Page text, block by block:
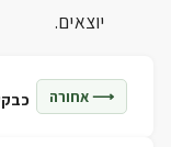
יוצאים.
⟶ אחורה